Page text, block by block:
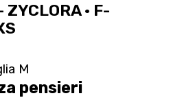
ZYCLORA · F-
M
pensieri